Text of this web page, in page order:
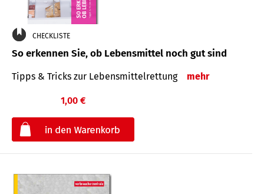
CHECKLISTE
So erkennen Sie, ob Lebensmittel noch gut sind
Tipps & Tricks zur Lebensmittelrettung mehr
1,00 €